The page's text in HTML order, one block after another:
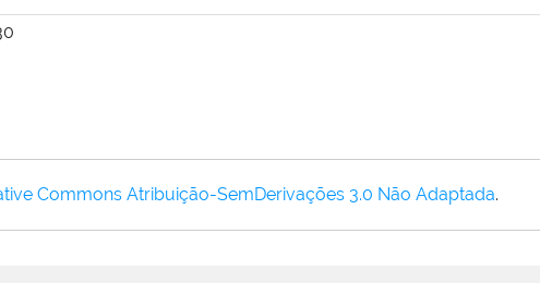
Commons Atribuição-SemDerivações 3.0 Não Adaptada.